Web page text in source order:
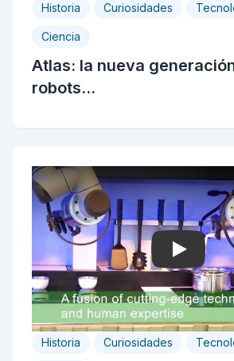
Historia Curiosidades
Ciencia
Atlas: la nueva
robots...
Play
Historia Curiosidades